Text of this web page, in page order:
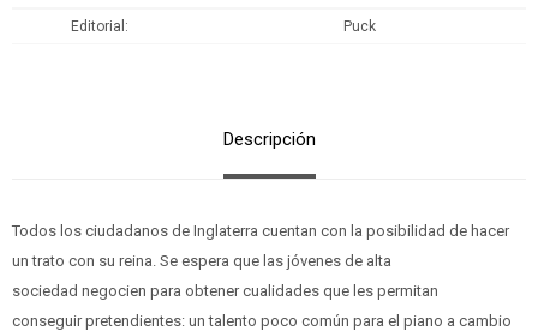
Editorial Puck
Descripción
Todos los ciudadanos de Inglaterra cuentan con la posibilidad de hacer
un trato con su reina. Se espera que las jóvenes de alta
sociedad negocien para obtener cualidades que les permitan
conseguir pretendientes: un talento poco común para el piano a cambio